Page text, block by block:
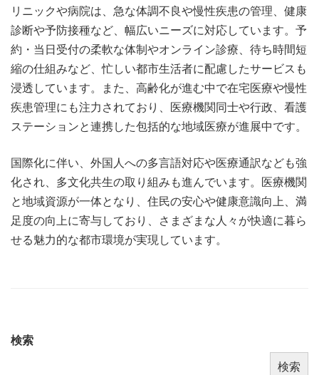
リニックや病院は、急な体調不良や慢性疾患の管理、健康
診断や予防接種など、幅広いニーズに対応しています。予
約・当日受付の柔軟な体制やオンライン診療、待ち時間短
縮の仕組みなど、忙しい都市生活者に配慮したサービスも
浸透しています。また、高齢化が進む中で在宅医療や慢性
疾患管理にも注力されており、医療機関同士や行政、看護
ステーションと連携した包括的な地域医療が進展中です。
国際化に伴い、外国人への多言語対応や医療通訳なども強
化され、多文化共生の取り組みも進んでいます。医療機関
と地域資源が一体となり、住民の安心や健康意識向上、満
足度の向上に寄与しており、さまざまな人々が快適に暮ら
せる魅力的な都市環境が実現しています。
検索
検索